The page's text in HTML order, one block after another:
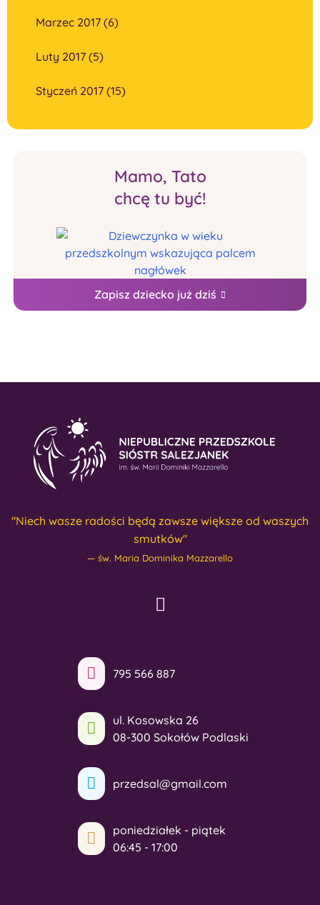
Marzec 2017 (6)
Luty 2017 (5)
Styczeń 2017 (15)
Mamo, Tato
chcę tu być!
Zapisz dziecko już dziś
"Niech wasze radości będą zawsze większe od waszych
smutków"
św. Maria Dominika Mazzarello
795 566 887
ul. Kosowska 26
08-300 Sokołów Podlaski
przedsal@gmail.com
poniedziałek - piątek
06:45 - 17:00